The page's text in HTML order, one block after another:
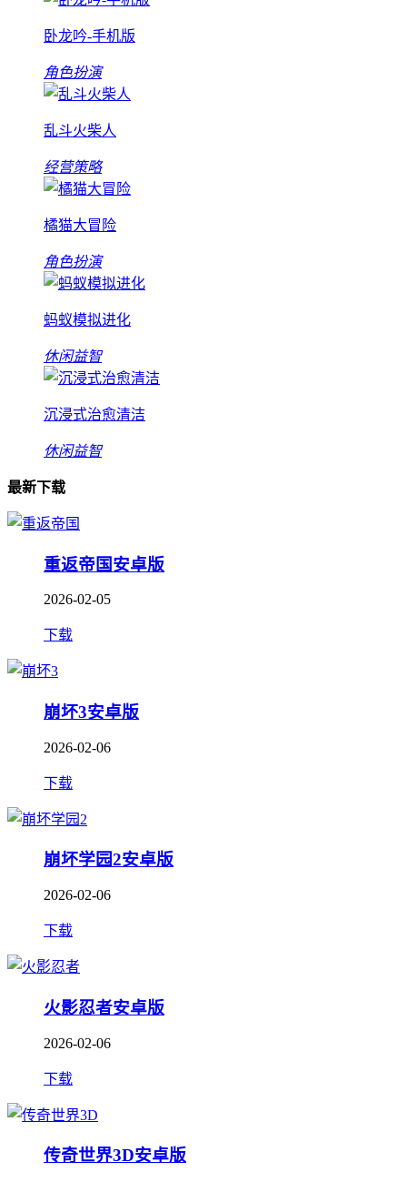
卧龙吟-手机版
角色扮演
乱斗火柴人
经营策略
橘猫大冒险
角色扮演
蚂蚁模拟进化
休闲益智
沉浸式治愈清洁
休闲益智
最新下载
重返帝国安卓版
2026-02-05
下载
崩坏3安卓版
2026-02-06
下载
崩坏学园2安卓版
2026-02-06
下载
火影忍者安卓版
2026-02-06
下载
传奇世界3D安卓版